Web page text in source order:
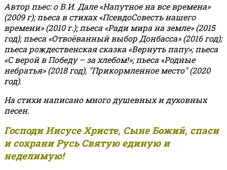
Автор пьес: о В.И. Дале «Напутное на все времена»
(2009 г); пьеса в стихах «ПсевдоСовесть нашего
времени» (2010 г.); пьеса «Ради мира на земле» (2015
год); пьеса «Отвоёванный выбор Донбасса» (2016 год);
пьеса рождественская сказка «Вернуть папу»; пьеса
«С верой в Победу – за хлебом!»;пьеса «Родные
небратья» (2018 год), "Прикормленное место" (2020
год).
На стихи написано много душевных и духовных
песен.
Господи Иисусе Христе, Сыне Божий, спаси
и сохрани Русь Святую единую и
неделимую!